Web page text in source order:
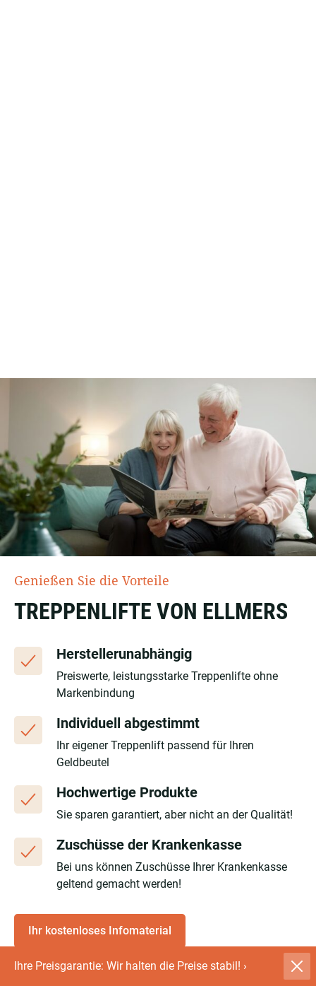
Ihre Preisgarantie: Wir halten die Preise stabil! ›
Genießen Sie die Vorteile
TREPPENLIFTE VON ELLMERS
Herstellerunabhängig
Preiswerte, leistungsstarke Treppenlifte ohne
Markenbindung
Individuell abgestimmt
Ihr eigener Treppenlift passend für Ihren
Geldbeutel
Hochwertige Produkte
Sie sparen garantiert, aber nicht an der Qualität!
Zuschüsse der Krankenkasse
Bei uns können Zuschüsse Ihrer Krankenkasse
geltend gemacht werden!
Ihr kostenloses Infomaterial